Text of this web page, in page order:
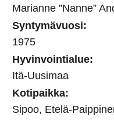
Marianne ”Nanne”
Syntymävuosi:
1975
Hyvinvointialue:
Itä-Uusimaa
Kotipaikka:
Sipoo, Etelä-